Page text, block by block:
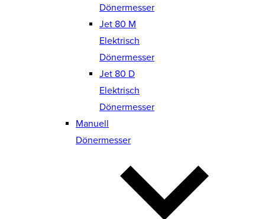
Dönermesser
Jet 80 M
Elektrisch
Dönermesser
Jet 80 D
Elektrisch
Dönermesser
Manuell
Dönermesser